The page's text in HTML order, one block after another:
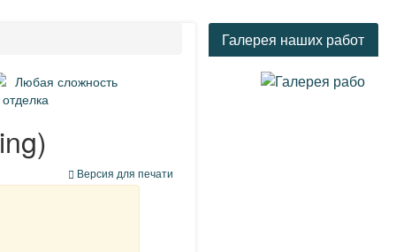
Любая сложность
Версия для печати
Галерея наших работ